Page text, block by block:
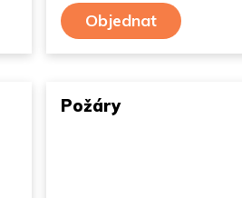
Objednat
Požáry